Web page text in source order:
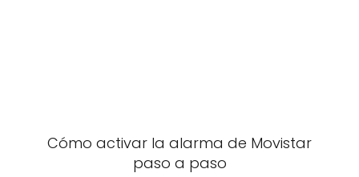
Cómo activar la alarma de Movistar
paso a paso